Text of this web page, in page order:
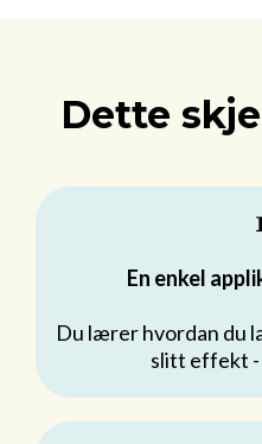
Dette
En enkel
Du lærer hvordan du
slitt effekt